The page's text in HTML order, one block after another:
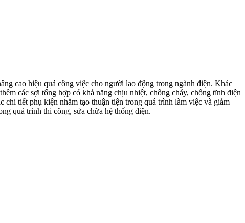
cao hiệu quả công việc cho người lao động trong ngành điện. Khác
các sợi tổng hợp có khả năng chịu nhiệt, chống cháy, chống tĩnh điện
tiết phụ kiện nhằm tạo thuận tiện trong quá trình làm việc và giảm
quá trình thi công, sửa chữa hệ thống điện.